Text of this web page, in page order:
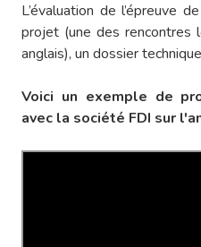
L’évaluation de l’épreuve
projet (une des rencontres
anglais), un dossier
Voici un exemple de
avec la société FDI sur